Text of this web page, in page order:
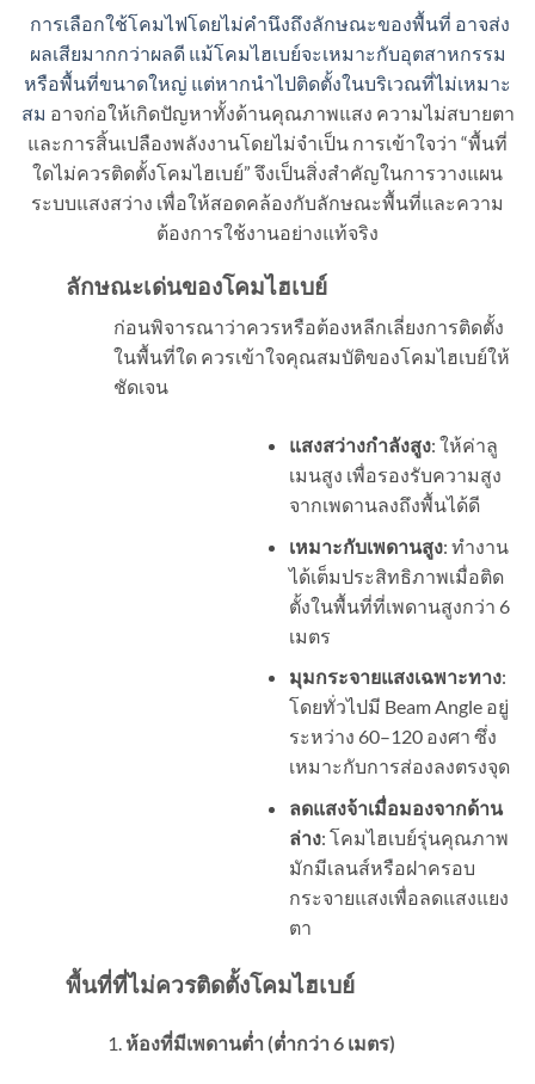
การเลือกใช้โคมไฟโดยไม่คำนึงถึงลักษณะของพื้นที่ อาจส่ง
ผลเสียมากกว่าผลดี แม้โคมไฮเบย์จะเหมาะกับอุตสาหกรรม
หรือพื้นที่ขนาดใหญ่ แต่หากนำไปติดตั้งในบริเวณที่ไม่เหมาะ
สม อาจก่อให้เกิดปัญหาทั้งด้านคุณภาพแสง ความไม่สบายตา
และการสิ้นเปลืองพลังงานโดยไม่จำเป็น การเข้าใจว่า “พื้นที่
ใดไม่ควรติดตั้งโคมไฮเบย์” จึงเป็นสิ่งสำคัญในการวางแผน
ระบบแสงสว่าง เพื่อให้สอดคล้องกับลักษณะพื้นที่และความ
ต้องการใช้งานอย่างแท้จริง
ลักษณะเด่นของโคมไฮเบย์
ก่อนพิจารณาว่าควรหรือต้องหลีกเลี่ยงการติดตั้ง
ในพื้นที่ใด ควรเข้าใจคุณสมบัติของโคมไฮเบย์ให้
ชัดเจน
แสงสว่างกำลังสูง: ให้ค่าลู
เมนสูง เพื่อรองรับความสูง
จากเพดานลงถึงพื้นได้ดี
เหมาะกับเพดานสูง: ทำงาน
ได้เต็มประสิทธิภาพเมื่อติด
ตั้งในพื้นที่ที่เพดานสูงกว่า 6
เมตร
มุมกระจายแสงเฉพาะทาง:
โดยทั่วไปมี Beam Angle อยู่
ระหว่าง 60–120 องศา ซึ่ง
เหมาะกับการส่องลงตรงจุด
ลดแสงจ้าเมื่อมองจากด้าน
ล่าง: โคมไฮเบย์รุ่นคุณภาพ
มักมีเลนส์หรือฝาครอบ
กระจายแสงเพื่อลดแสงแยง
ตา
พื้นที่ที่ไม่ควรติดตั้งโคมไฮเบย์
ห้องที่มีเพดานต่ำ (ต่ำกว่า 6 เมตร)